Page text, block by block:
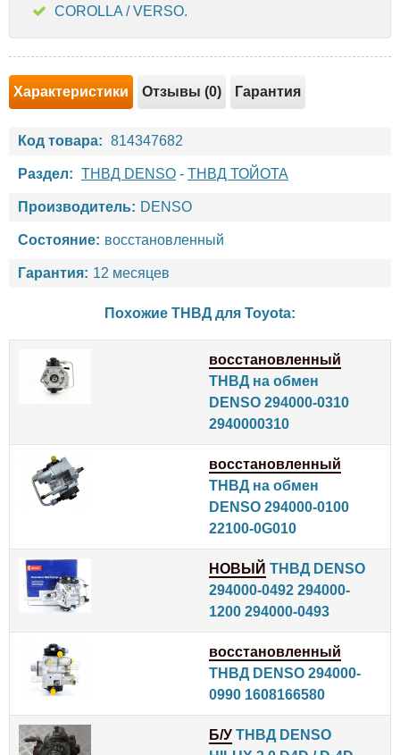
COROLLA / VERSO.
Характеристики Отзывы (0) Гарантия
Код товара: 814347682
Раздел: ТНВД DENSO - ТНВД ТОЙОТА
Производитель: DENSO
Состояние: восстановленный
Гарантия: 12 месяцев
Похожие ТНВД для Toyota:
восстановленный
ТНВД на обмен
DENSO 294000-0310
2940000310
восстановленный
ТНВД на обмен
DENSO 294000-0100
22100-0G010
НОВЫЙ ТНВД DENSO
294000-0492 294000-
1200 294000-0493
восстановленный
ТНВД DENSO 294000-
0990 1608166580
Б/У ТНВД DENSO